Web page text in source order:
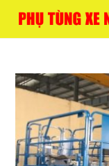
content